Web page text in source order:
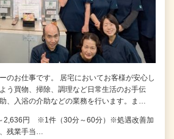
のお仕事です。 居宅においてお客様が安心し
う買物、掃除、調理など日常生活のお手伝
、入浴の介助などの業務を行います。ま…
2,636円 ※1件（30分～60分）※処遇改善加
残業手当…